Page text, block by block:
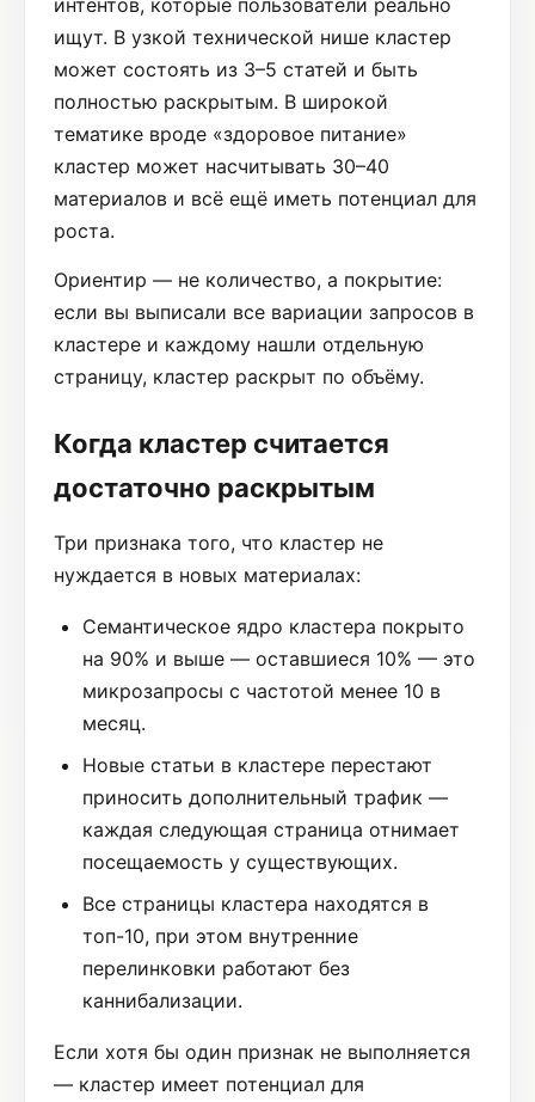
ищут. В узкой технической нише кластер
может состоять из 3–5 статей и быть
полностью раскрытым. В широкой
тематике вроде «здоровое питание»
кластер может насчитывать 30–40
материалов и всё ещё иметь потенциал для
роста.
Ориентир — не количество, а покрытие:
если вы выписали все вариации запросов в
кластере и каждому нашли отдельную
страницу, кластер раскрыт по объёму.
Когда кластер считается
достаточно раскрытым
Три признака того, что кластер не
нуждается в новых материалах:
Семантическое ядро кластера покрыто
на 90% и выше — оставшиеся 10% — это
микрозапросы с частотой менее 10 в
месяц.
Новые статьи в кластере перестают
приносить дополнительный трафик —
каждая следующая страница отнимает
посещаемость у существующих.
Все страницы кластера находятся в
топ-10, при этом внутренние
перелинковки работают без
каннибализации.
Если хотя бы один признак не выполняется
— кластер имеет потенциал для